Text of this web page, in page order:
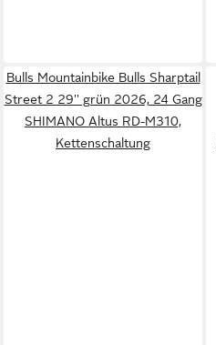
Bulls Mountainbike Bulls Sharptail
Street 2 29'' grün 2026, 24 Gang
SHIMANO Altus RD-M310,
Kettenschaltung